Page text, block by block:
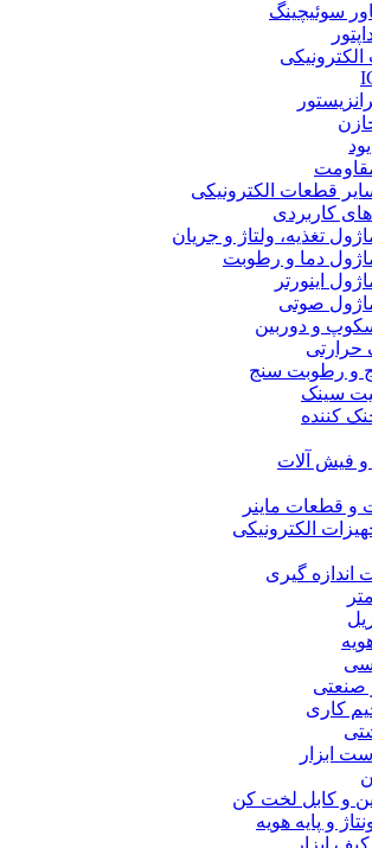
سوئیچینگ
قطعات الکترونیکی
کاربردی
تغذیه، ولتاژ و جریان
دما و رطوبت
اینورتر
صوتی
و دوربین
حرارتی
و رطوبت سنج
سینک
کننده
فیش آلات
و قطعات ماینر
الکترونیکی
اندازه گیری
صنعتی
کاری
ابزار
و کابل لخت کن
و پایه هویه
ابزار